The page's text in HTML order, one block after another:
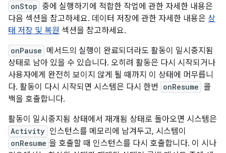
onStop 중에 실행하기에 적합한 작업에 관한 자세한 내용은
다음 섹션을 참고하세요. 데이터 저장에 관한 자세한 내용은 상
태 저장 및 복원 섹션을 참고하세요.
onPause 메서드의 실행이 완료되더라도 활동이 일시중지됨
상태로 남아 있을 수 있습니다. 오히려 활동은 다시 시작되거나
사용자에게 완전히 보이지 않게 될 때까지 이 상태에 머무릅니
다. 활동이 다시 시작되면 시스템은 다시 한번
onResume 콜
백을 호출합니다.
활동이 일시중지됨 상태에서 재개됨 상태로 돌아오면 시스템은
Activity 인스턴스를 메모리에 남겨두고, 시스템이
onResume 을 호출할 때 인스턴스를 다시 호출합니다. 이 시나